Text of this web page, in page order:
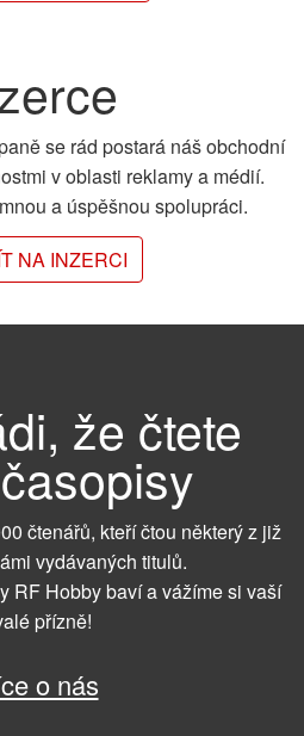
se rád postará náš obchodní
v oblasti reklamy a médií.
a úspěšnou spolupráci.
NA INZERCI
že čtete
čtenářů, kteří čtou některý z již
vydávaných titulů.
RF Hobby baví a vážíme si vaší
přízně!
o nás